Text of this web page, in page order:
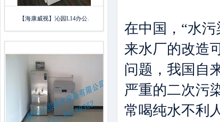
【海康威视】沁园L14办公.
在中国，“水
来水厂的改造
问题，我国自
严重的二次污
常喝纯水不利